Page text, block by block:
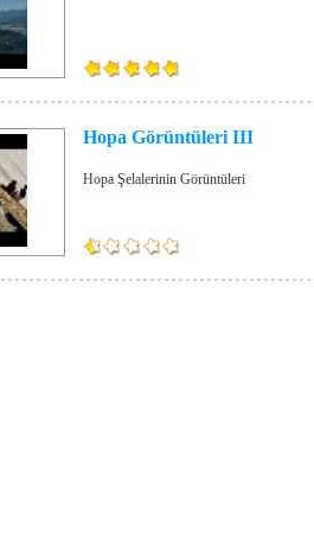
Hopa Görüntüleri III
Hopa Şelalerinin Görüntüleri